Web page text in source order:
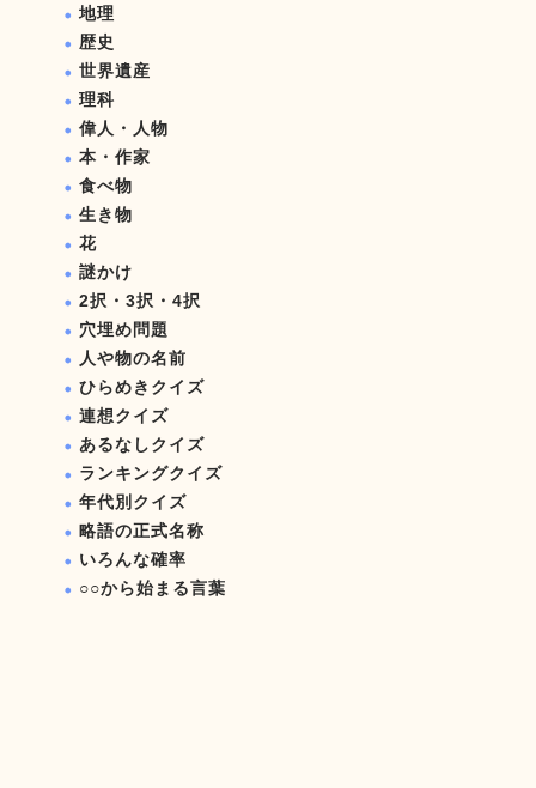
地理
歴史
世界遺産
理科
偉人・人物
本・作家
食べ物
生き物
花
謎かけ
2択・3択・4択
穴埋め問題
人や物の名前
ひらめきクイズ
連想クイズ
あるなしクイズ
ランキングクイズ
年代別クイズ
略語の正式名称
いろんな確率
○○から始まる言葉